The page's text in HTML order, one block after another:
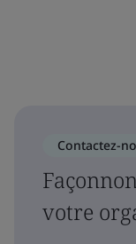
Contactez-
votre